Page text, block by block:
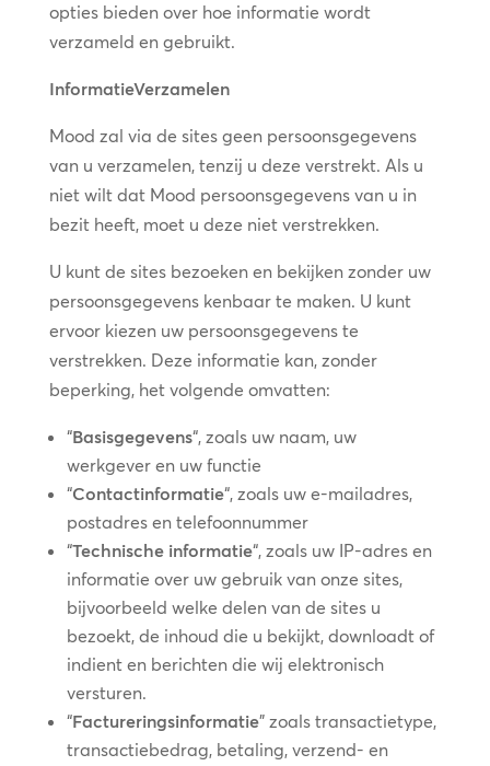
opties bieden over hoe informatie wordt
verzameld en gebruikt.
InformatieVerzamelen
Mood zal via de sites geen persoonsgegevens
van u verzamelen, tenzij u deze verstrekt. Als u
niet wilt dat Mood persoonsgegevens van u in
bezit heeft, moet u deze niet verstrekken.
U kunt de sites bezoeken en bekijken zonder uw
persoonsgegevens kenbaar te maken. U kunt
ervoor kiezen uw persoonsgegevens te
verstrekken. Deze informatie kan, zonder
beperking, het volgende omvatten:
“Basisgegevens“, zoals uw naam, uw
werkgever en uw functie
“Contactinformatie“, zoals uw e-mailadres,
postadres en telefoonnummer
“Technische informatie“, zoals uw IP-adres en
informatie over uw gebruik van onze sites,
bijvoorbeeld welke delen van de sites u
bezoekt, de inhoud die u bekijkt, downloadt of
indient en berichten die wij elektronisch
versturen.
“Factureringsinformatie” zoals transactietype,
transactiebedrag, betaling, verzend- en